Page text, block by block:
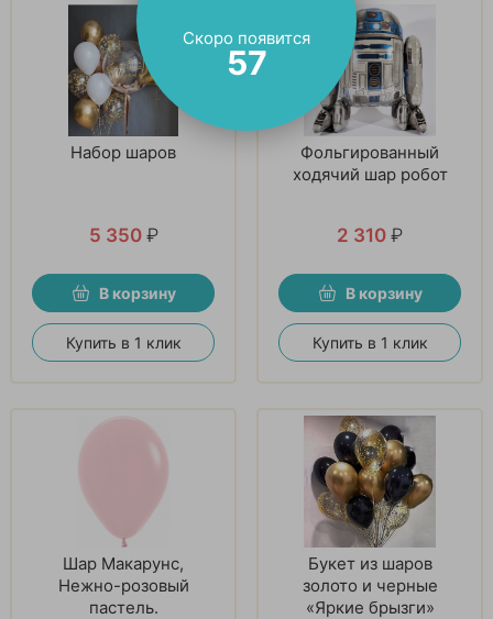
Набор шаров
5 350 ₽
В корзину
Купить в 1 клик
Фольгированный
ходячий шар робот
2 310 ₽
В корзину
Купить в 1 клик
Шар Макарунс,
Нежно-розовый
пастель.
Букет из шаров
золото и черные
«Яркие брызги»
Скоро появится
56